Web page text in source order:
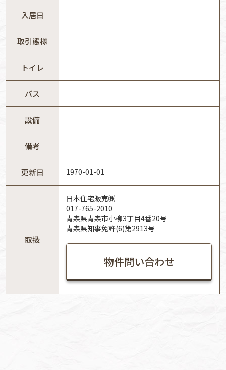
入居日
取引態様
トイレ
バス
設備
備考
更新日 1970-01-01
取扱
日本住宅販売㈱
017-765-2010
青森県青森市小柳3丁目4番20号
青森県知事免許(6)第2913号
物件問い合わせ